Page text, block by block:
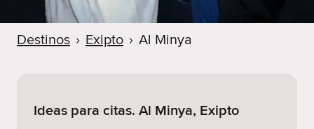
Destinos › Exipto › Al Minya
Ideas para citas. Al Minya, Exipto